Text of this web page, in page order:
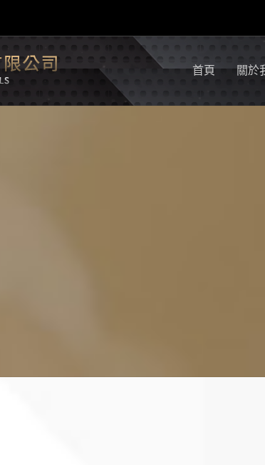
首頁 關於